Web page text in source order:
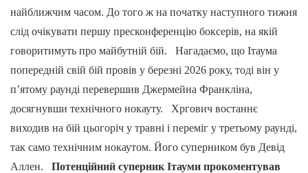
найближчим часом. До того ж на початку наступного тижня
слід очікувати першу пресконференцію боксерів, на якій
говоритимуть про майбутній бій. Нагадаємо, що Ітаума
попередній свій бій провів у березні 2026 року, тоді він у
п’ятому раунді перевершив Джермейна Франкліна,
досягнувши технічного нокауту. Хргович востаннє
виходив на бій цьогоріч у травні і переміг у третьому раунді,
так само технічним нокаутом. Його суперником був Девід
Аллен. Потенційний суперник Ітауми прокоментував